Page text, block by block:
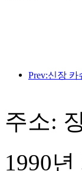
주소:
1990년